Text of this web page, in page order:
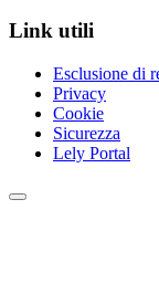
Link utili
Esclusione di
Privacy
Cookie
Sicurezza
Lely Portal